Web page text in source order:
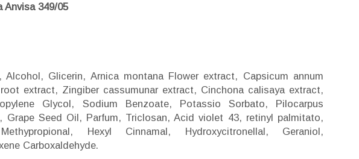
Anvisa 349/05
Alcohol, Glicerin, Arnica montana Flower extract, Capsicum annum
extract, Zingiber cassumunar extract, Cinchona calisaya extract,
Glycol, Sodium Benzoate, Potassio Sorbato, Pilocarpus
Grape Seed Oil, Parfum, Triclosan, Acid violet 43, retinyl palmitato,
Hexyl Cinnamal, Hydroxycitronellal, Geraniol,
Carboxaldehyde.